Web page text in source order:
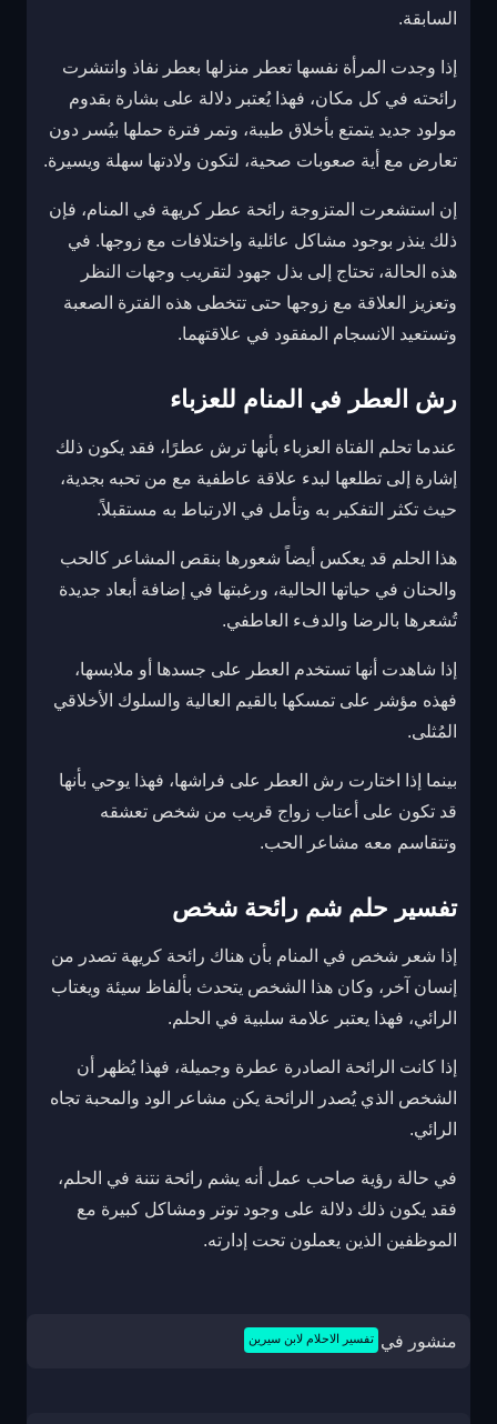
السابقة.
إذا وجدت المرأة نفسها تعطر منزلها بعطر نفاذ وانتشرت
رائحته في كل مكان، فهذا يُعتبر دلالة على بشارة بقدوم
مولود جديد يتمتع بأخلاق طيبة، وتمر فترة حملها بيُسر دون
تعارض مع أية صعوبات صحية، لتكون ولادتها سهلة ويسيرة.
إن استشعرت المتزوجة رائحة عطر كريهة في المنام، فإن
ذلك ينذر بوجود مشاكل عائلية واختلافات مع زوجها. في
هذه الحالة، تحتاج إلى بذل جهود لتقريب وجهات النظر
وتعزيز العلاقة مع زوجها حتى تتخطى هذه الفترة الصعبة
وتستعيد الانسجام المفقود في علاقتهما.
رش العطر في المنام للعزباء
عندما تحلم الفتاة العزباء بأنها ترش عطرًا، فقد يكون ذلك
إشارة إلى تطلعها لبدء علاقة عاطفية مع من تحبه بجدية،
حيث تكثر التفكير به وتأمل في الارتباط به مستقبلاً.
هذا الحلم قد يعكس أيضاً شعورها بنقص المشاعر كالحب
والحنان في حياتها الحالية، ورغبتها في إضافة أبعاد جديدة
تُشعرها بالرضا والدفء العاطفي.
إذا شاهدت أنها تستخدم العطر على جسدها أو ملابسها،
فهذه مؤشر على تمسكها بالقيم العالية والسلوك الأخلاقي
المُثلى.
بينما إذا اختارت رش العطر على فراشها، فهذا يوحي بأنها
قد تكون على أعتاب زواج قريب من شخص تعشقه
وتتقاسم معه مشاعر الحب.
تفسير حلم شم رائحة شخص
إذا شعر شخص في المنام بأن هناك رائحة كريهة تصدر من
إنسان آخر، وكان هذا الشخص يتحدث بألفاظ سيئة ويغتاب
الرائي، فهذا يعتبر علامة سلبية في الحلم.
إذا كانت الرائحة الصادرة عطرة وجميلة، فهذا يُظهر أن
الشخص الذي يُصدر الرائحة يكن مشاعر الود والمحبة تجاه
الرائي.
في حالة رؤية صاحب عمل أنه يشم رائحة نتنة في الحلم،
فقد يكون ذلك دلالة على وجود توتر ومشاكل كبيرة مع
الموظفين الذين يعملون تحت إدارته.
منشور في تفسير الاحلام لابن سيرين